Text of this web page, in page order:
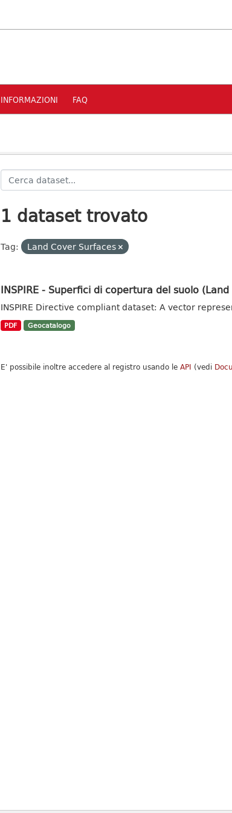
INFORMAZIONI FAQ
1 dataset trovato
Tag: Land Cover Surfaces
INSPIRE - Superfici di copertura del suolo
INSPIRE Directive compliant dataset: A vector
PDF Geocatalogo
E' possibile inoltre accedere al registro usando le API (vedi